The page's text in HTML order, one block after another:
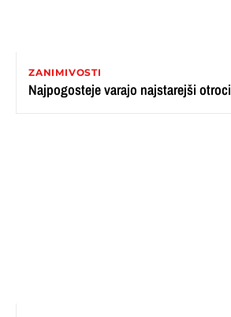
ZANIMIVOSTI
Najpogosteje varajo najstarejši otroci